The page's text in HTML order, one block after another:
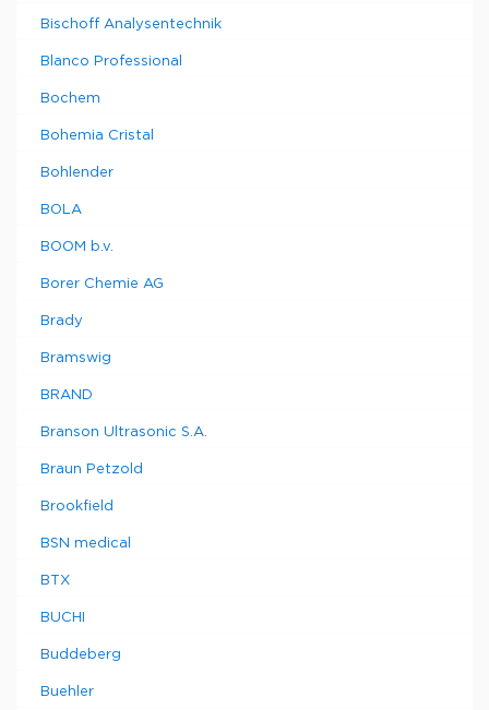
Bischoff Analysentechnik
Blanco Professional
Bochem
Bohemia Cristal
Bohlender
BOLA
BOOM b.v.
Borer Chemie AG
Brady
Bramswig
BRAND
Branson Ultrasonic S.A.
Braun Petzold
Brookfield
BSN medical
BTX
BUCHI
Buddeberg
Buehler